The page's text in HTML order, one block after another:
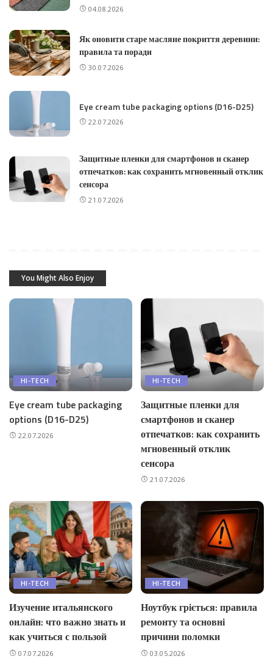
04.08.2026
Як оновити старе масляне покриття деревини:
правила та поради
30.07.2026
Eye cream tube packaging options (D16-D25)
22.07.2026
Защитные пленки для смартфонов и сканер
отпечатков: как сохранить мгновенный отклик
сенсора
21.07.2026
You Might Also Enjoy
HI-TECH
Eye cream tube packaging
options (D16-D25)
22.07.2026
HI-TECH
Защитные пленки для
смартфонов и сканер
отпечатков: как сохранить
мгновенный отклик
сенсора
21.07.2026
HI-TECH
Изучение итальянского
онлайн: что важно знать и
как учиться с пользой
07.07.2026
HI-TECH
Ноутбук гріється: правила
ремонту та основні
причини поломки
03.05.2026